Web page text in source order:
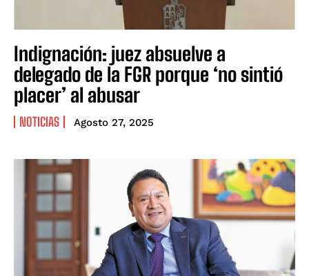
Indignación: juez absuelve a
delegado de la FGR porque ‘no sintió
placer’ al abusar
NOTICIAS Agosto 27, 2025